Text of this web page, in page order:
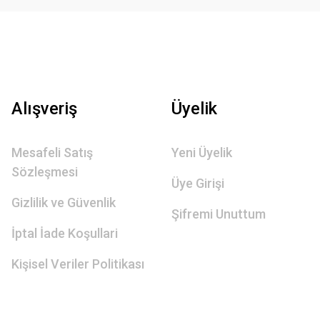
Alışveriş
Mesafeli Satış
Sözleşmesi
Gizlilik ve Güvenlik
İptal İade Koşullari
Kişisel Veriler Politikası
Üyelik
Yeni Üyelik
Üye Girişi
Şifremi Unuttum